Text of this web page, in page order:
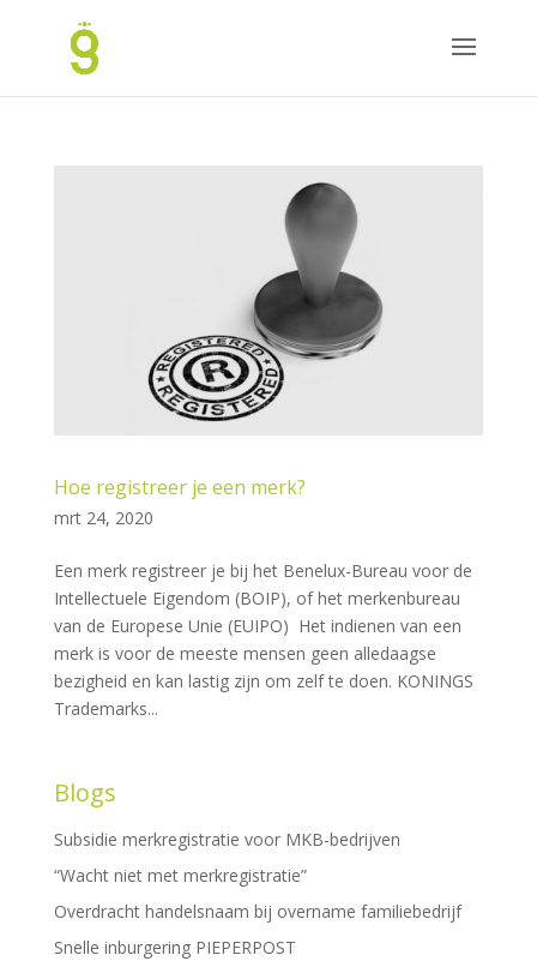
Hoe registreer je een merk?
mrt 24, 2020
Een merk registreer je bij het Benelux-Bureau voor de
Intellectuele Eigendom (BOIP), of het merkenbureau
van de Europese Unie (EUIPO) Het indienen van een
merk is voor de meeste mensen geen alledaagse
bezigheid en kan lastig zijn om zelf te doen. KONINGS
Trademarks...
Blogs
Subsidie merkregistratie voor MKB-bedrijven
“Wacht niet met merkregistratie”
Overdracht handelsnaam bij overname familiebedrijf
Snelle inburgering PIEPERPOST